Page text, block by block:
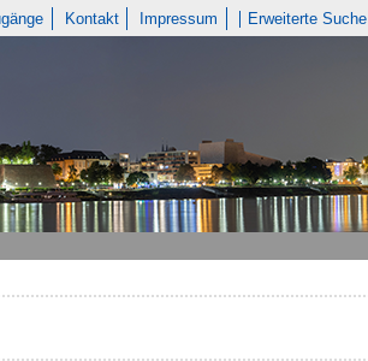
Kontakt Impressum Erweiterte Suche